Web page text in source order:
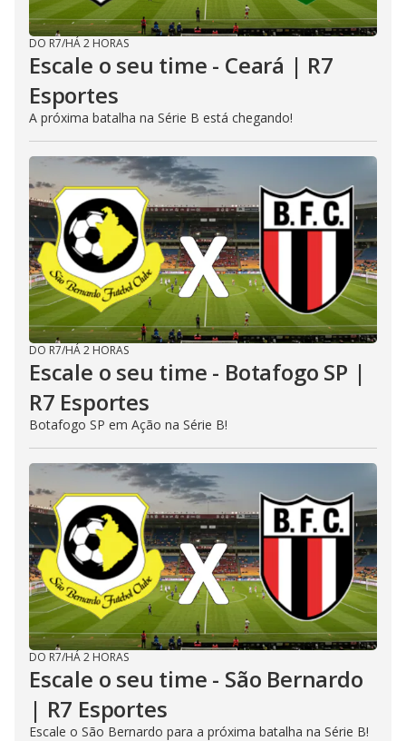
DO R7/HÁ 2 HORAS
Escale o seu time - Ceará | R7
Esportes
A próxima batalha na Série B está chegando!
DO R7/HÁ 2 HORAS
Escale o seu time - Botafogo SP |
R7 Esportes
Botafogo SP em Ação na Série B!
DO R7/HÁ 2 HORAS
Escale o seu time - São Bernardo
| R7 Esportes
Escale o São Bernardo para a próxima batalha na Série B!